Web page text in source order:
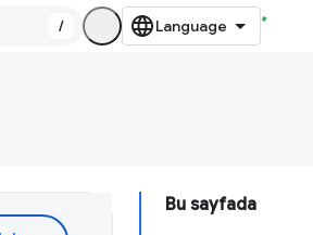
/
Bu sayfada